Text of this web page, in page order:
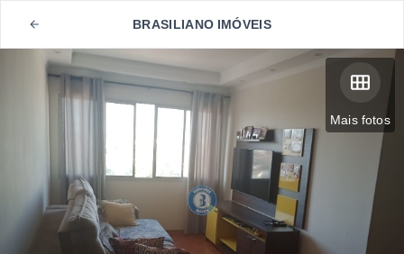
BRASILIANO IMÓVEIS
Mais fotos